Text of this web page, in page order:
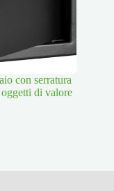
con serratura
di valore